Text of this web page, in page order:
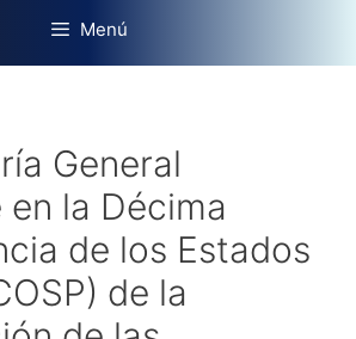
Menú
General
en la Décima
de los Estados
de la